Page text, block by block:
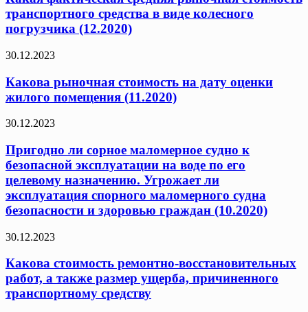
транспортного средства в виде колесного
погрузчика (12.2020)
30.12.2023
Какова рыночная стоимость на дату оценки
жилого помещения (11.2020)
30.12.2023
Пригодно ли сорное маломерное судно к
безопасной эксплуатации на воде по его
целевому назначению. Угрожает ли
эксплуатация спорного маломерного судна
безопасности и здоровью граждан (10.2020)
30.12.2023
Какова стоимость ремонтно-восстановительных
работ, а также размер ущерба, причиненного
транспортному средству